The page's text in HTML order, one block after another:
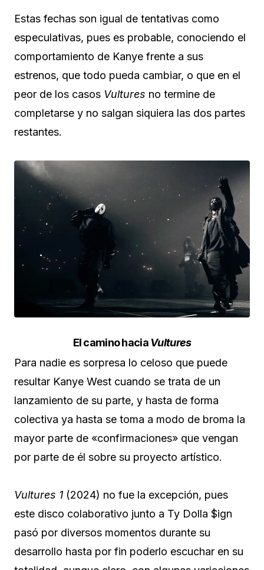
Estas fechas son igual de tentativas como
especulativas, pues es probable, conociendo el
comportamiento de Kanye frente a sus
estrenos, que todo pueda cambiar, o que en el
peor de los casos Vultures no termine de
completarse y no salgan siquiera las dos partes
restantes.
El camino haciaVultures
Para nadie es sorpresa lo celoso que puede
resultar Kanye West cuando se trata de un
lanzamiento de su parte, y hasta de forma
colectiva ya hasta se toma a modo de broma la
mayor parte de «confirmaciones» que vengan
por parte de él sobre su proyecto artístico.
Vultures 1 (2024) no fue la excepción, pues
este disco colaborativo junto a Ty Dolla $ign
pasó por diversos momentos durante su
desarrollo hasta por fin poderlo escuchar en su